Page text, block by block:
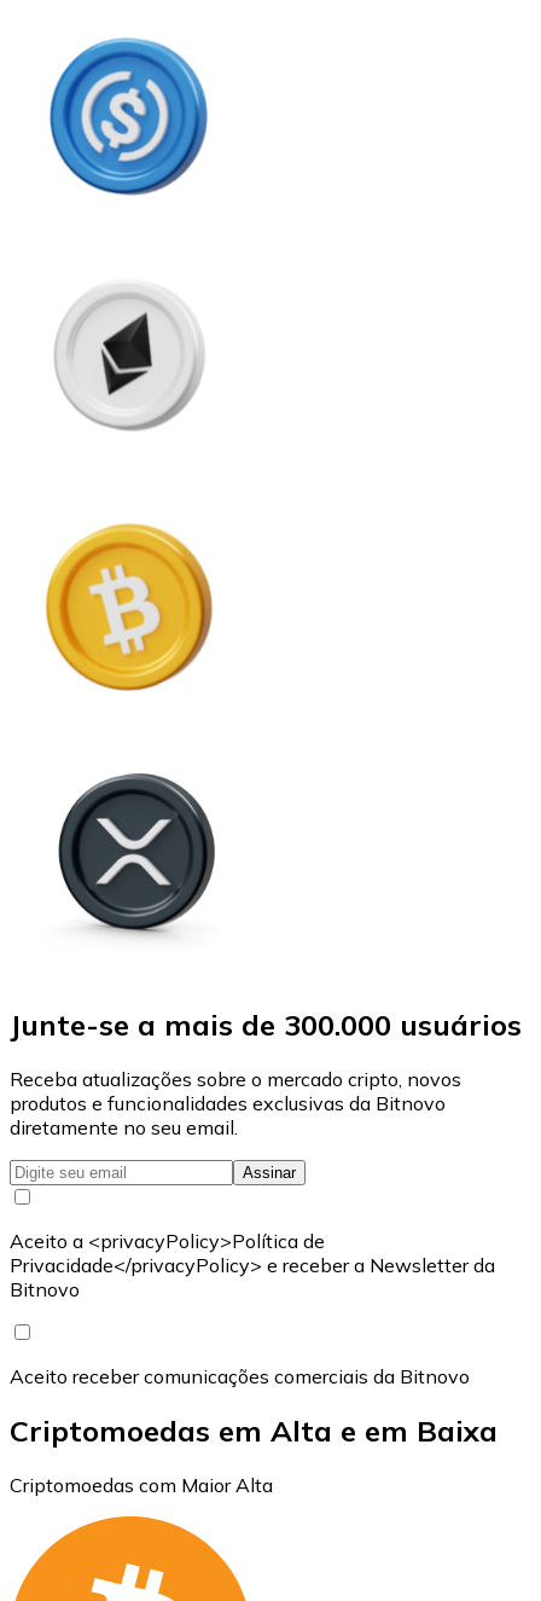
Junte-se a mais de 300.000 usuários
Receba atualizações sobre o mercado cripto, novos
produtos e funcionalidades exclusivas da Bitnovo
diretamente no seu email.
Assinar
Aceito a <privacyPolicy>Política de
Privacidade</privacyPolicy> e receber a Newsletter da
Bitnovo
Aceito receber comunicações comerciais da Bitnovo
Criptomoedas em Alta e em Baixa
Criptomoedas com Maior Alta